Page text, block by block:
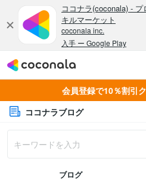
会員登録で10％割引
ココナラブログ
ブログ